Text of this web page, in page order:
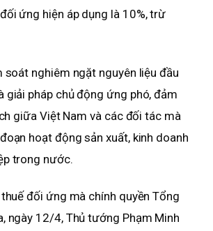
ứng hiện áp dụng là 10%, trừ
soát nghiêm ngặt nguyên liệu đầu
giải pháp chủ động ứng phó, đảm
giữa Việt Nam và các đối tác mà
hoạt động sản xuất, kinh doanh
trong nước.
đối ứng mà chính quyền Tổng
ngày 12/4, Thủ tướng Phạm Minh